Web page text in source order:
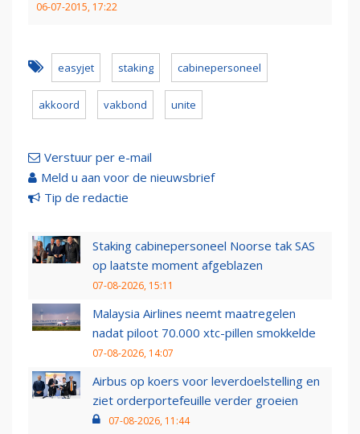
06-07-2015, 17:22
easyjet staking cabinepersoneel
akkoord vakbond unite
Verstuur per e-mail
Meld u aan voor de nieuwsbrief
Tip de redactie
Staking cabinepersoneel Noorse tak SAS
op laatste moment afgeblazen
07-08-2026, 15:11
Malaysia Airlines neemt maatregelen
nadat piloot 70.000 xtc-pillen smokkelde
07-08-2026, 14:07
Airbus op koers voor leverdoelstelling en
ziet orderportefeuille verder groeien
07-08-2026, 11:44